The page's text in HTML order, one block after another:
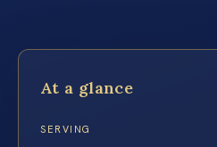
At a glance
SERVING